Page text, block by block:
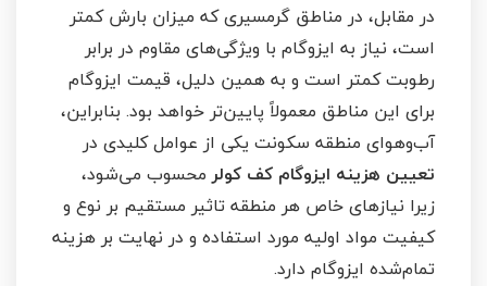
در مقابل، در مناطق گرمسیری که میزان بارش کمتر
است، نیاز به ایزوگام با ویژگی‌های مقاوم در برابر
رطوبت کمتر است و به همین دلیل، قیمت ایزوگام
برای این مناطق معمولاً پایین‌تر خواهد بود. بنابراین،
آب‌وهوای منطقه سکونت یکی از عوامل کلیدی در
تعیین هزینه ایزوگام کف کولرمحسوب می‌شود،
زیرا نیازهای خاص هر منطقه تاثیر مستقیم بر نوع و
کیفیت مواد اولیه مورد استفاده و در نهایت بر هزینه
تمام‌شده ایزوگام دارد.